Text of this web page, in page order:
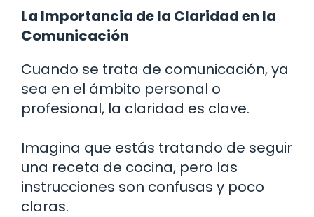
La Importancia de la Claridad en la
Comunicación
Cuando se trata de comunicación, ya
sea en el ámbito personal o
profesional, la claridad es clave.
Imagina que estás tratando de seguir
una receta de cocina, pero las
instrucciones son confusas y poco
claras.